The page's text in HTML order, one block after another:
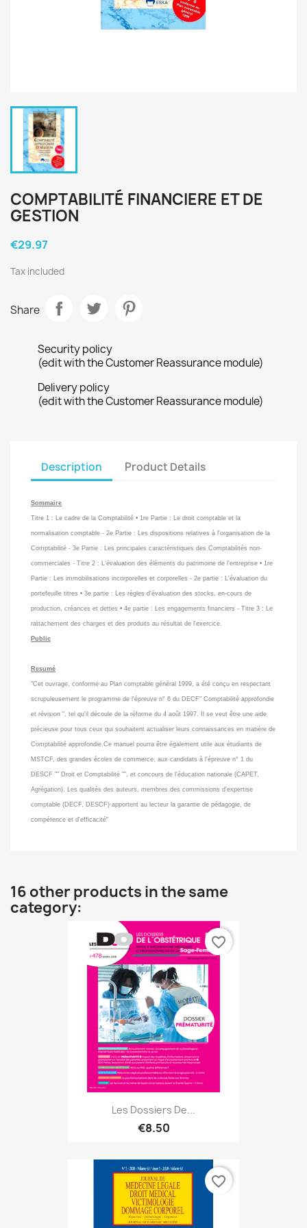
COMPTABILITÉ FINANCIERE ET DE
GESTION
€29.97
Tax included
Share
Security policy
(edit with the Customer Reassurance module)
Delivery policy
(edit with the Customer Reassurance module)
Description Product Details
Sommaire
Titre 1 : Le cadre de la Comptabilité • 1re Partie : Le droit comptable et la
normalisation comptable - 2e Partie : Les dispositions relatives à l'organisation de la
Comptabilité - 3e Partie : Les principales caractéristiques des Comptabilités non-
commerciales - Titre 2 : L'évaluation des éléments du patrimoine de l'entreprise • 1re
Partie : Les immobilisations incorporelles et corporelles - 2e partie : L'évaluation du
portefeuille titres • 3e partie : Les règles d'évaluation des stocks, en-cours de
production, créances et dettes • 4e partie : Les engagements financiers - Titre 3 : Le
rattachement des charges et des produits au résultat de l'exercice.
Public
Resumé
"Cet ouvrage, conforme au Plan comptable général 1999, a été conçu en respectant
scrupuleusement le programme de l'épreuve n° 6 du DECF" Comptabilité approfondie
et révision ", tel qu'il découle de la réforme du 4 août 1997. Il se veut être une aide
précieuse pour tous ceux qui souhaitent actualiser leurs connaissances en matière de
Comptabilité approfondie.Ce manuel pourra être également utile aux étudiants de
MSTCF, des grandes écoles de commerce, aux candidats à l'épreuve n° 1 du
DESCF "" Droit et Comptabilité "", et concours de l'éducation nationale (CAPET,
Agrégation). Les qualités des auteurs, membres des commissions d'expertise
comptable (DECF, DESCF) apportent au lecteur la garantie de pédagogie, de
compétence et d'efficacité"
16 other products in the same
category:
Les Dossiers De...
€8.50
favorite_border
favorite_border